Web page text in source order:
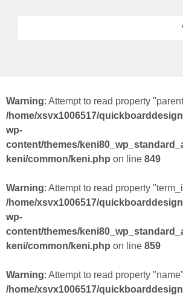
Warning: Attempt to read property
/home/xsvx1006517/
wp-
content/themes/
keni/common/keni.php on line 849
Warning: Attempt to read property
/home/xsvx1006517/
wp-
content/themes/
keni/common/keni.php on line 859
Warning: Attempt to read property
/home/xsvx1006517/